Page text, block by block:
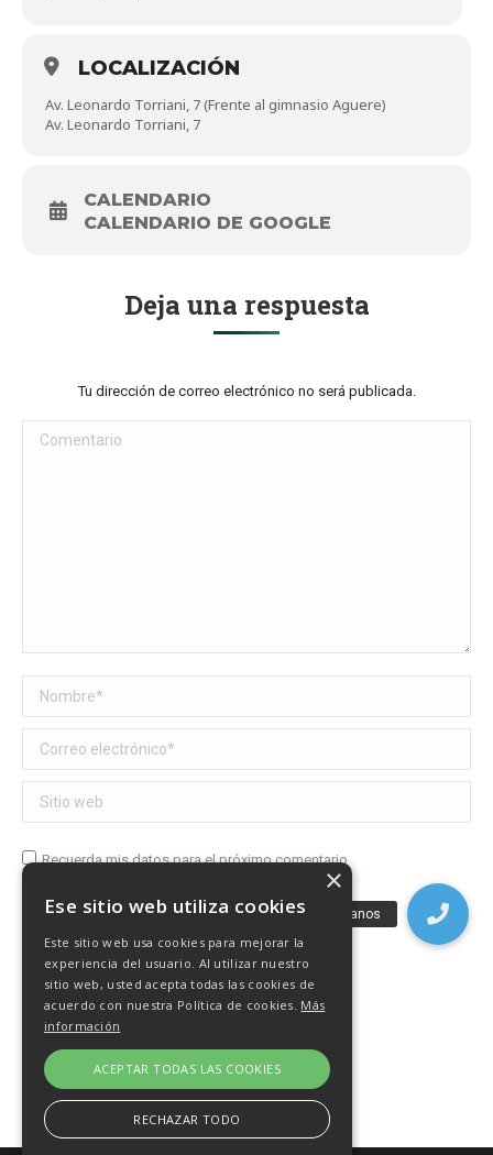
LOCALIZACIÓN
Av. Leonardo Torriani, 7 (Frente al gimnasio Aguere)
Av. Leonardo Torriani, 7
CALENDARIO
CALENDARIO DE GOOGLE
Deja una respuesta
Tu dirección de correo electrónico no será publicada.
Comentario
Nombre *
Correo electrónico *
Sitio web
Recuerda mis datos para el próximo comentario
Publicar comentario
Ese sitio web utiliza cookies
Este sitio web usa cookies para mejorar la
experiencia del usuario. Al utilizar nuestro
sitio web, usted acepta todas las cookies de
acuerdo con nuestra Política de cookies. Más
información
ACEPTAR TODAS LAS COOKIES
RECHAZAR TODO
×